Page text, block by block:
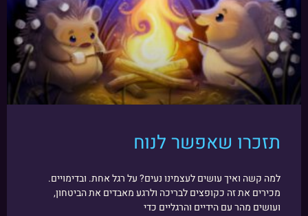
תזכרו שאפשר לנוח
למה קשה ואיך עושים לעצמינו נעים? על רגל אחת. ובדימויים.
מכירים את זה כקופצים לבריכה ולרגע מאבדים את הביטחון,
ועושים מהר עם הידיים והרגליים כדי